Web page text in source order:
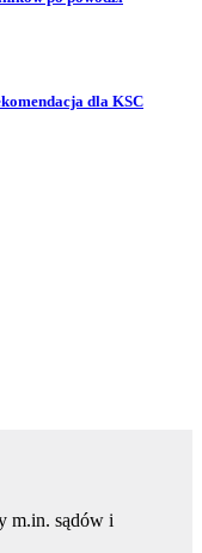
dla KSC
m.in. sądów i